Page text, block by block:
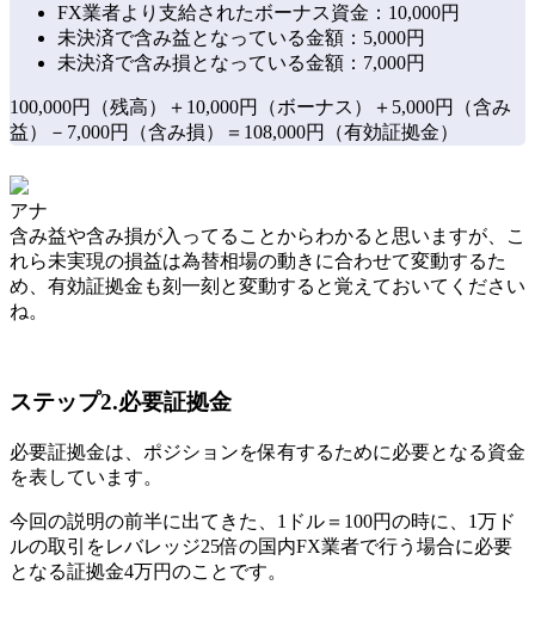
FX業者より支給されたボーナス資金：10,000円
未決済で含み益となっている金額：5,000円
未決済で含み損となっている金額：7,000円
100,000円（残高）＋10,000円（ボーナス）＋5,000円（含み
益）－7,000円（含み損）＝108,000円（有効証拠金）
アナ
含み益や含み損が入ってることからわかると思いますが、こ
れら未実現の損益は為替相場の動きに合わせて変動するた
め、有効証拠金も刻一刻と変動すると覚えておいてください
ね。
ステップ2.必要証拠金
必要証拠金は、ポジションを保有するために必要となる資金
を表しています。
今回の説明の前半に出てきた、1ドル＝100円の時に、1万ド
ルの取引をレバレッジ25倍の国内FX業者で行う場合に必要
となる証拠金4万円のことです。